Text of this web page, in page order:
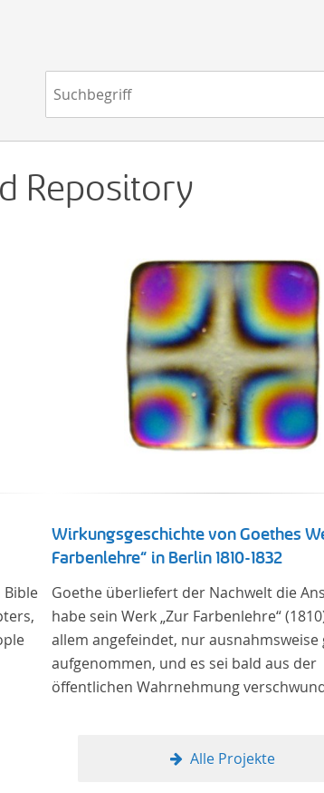
Navigation
Repository
Wirkungsgeschichte von Goethes
Farbenlehre“ in Berlin 1810-1832
Goethe überliefert der Nachwelt die
habe sein Werk „Zur Farbenlehre“
allem angefeindet, nur ausnahmsweise
aufgenommen, und es sei bald aus der
öffentlichen Wahrnehmung
Altenstein mit dem ihm unterstellten
Alle Projekte